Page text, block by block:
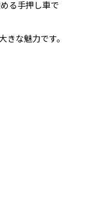
る手押し車で
きな魅力です。